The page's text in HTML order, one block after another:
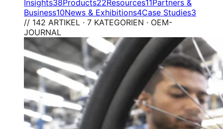
Insights38Products22Resources11Partners &
Business10News & Exhibitions4Case Studies3
// 142 ARTIKEL · 7 KATEGORIEN · OEM-
JOURNAL